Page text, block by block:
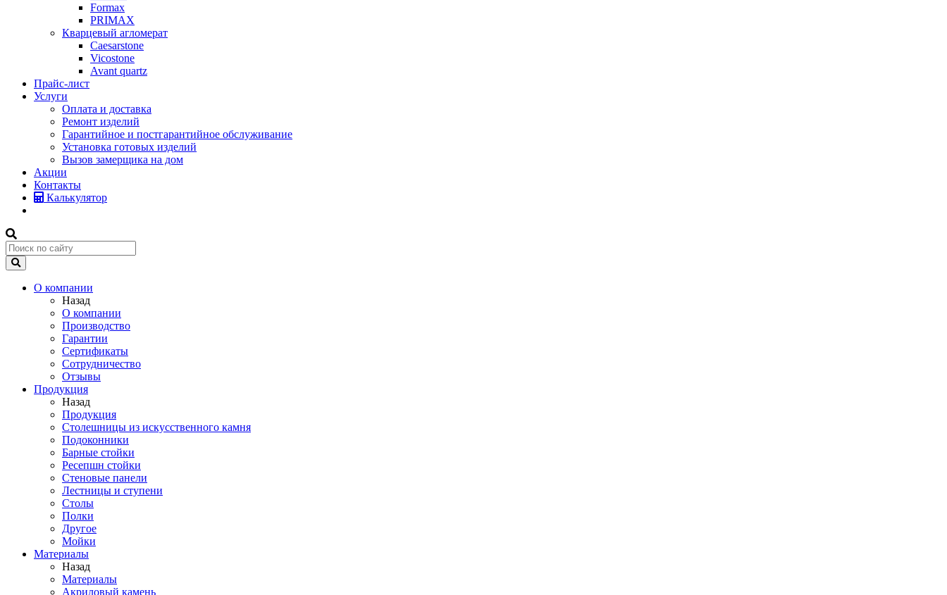
Formax
PRIMAX
Кварцевый агломерат
Caesarstone
Vicostone
Avant quartz
Прайс-лист
Услуги
Оплата и доставка
Ремонт изделий
Гарантийное и постгарантийное обслуживание
Установка готовых изделий
Вызов замерщика на дом
Акции
Контакты
Калькулятор
О компании
Назад
О компании
Производство
Гарантии
Сертификаты
Сотрудничество
Отзывы
Продукция
Назад
Продукция
Столешницы из искусственного камня
Подоконники
Барные стойки
Ресепшн стойки
Стеновые панели
Лестницы и ступени
Столы
Полки
Другое
Мойки
Материалы
Назад
Материалы
Акриловый камень